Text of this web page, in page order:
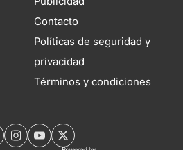
Contacto
Políticas de seguridad y
privacidad
Términos y condiciones